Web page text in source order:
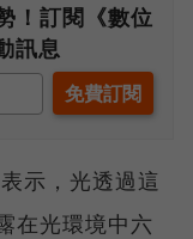
！訂閱《數位
訊息
示，光透過這
在光環境中六